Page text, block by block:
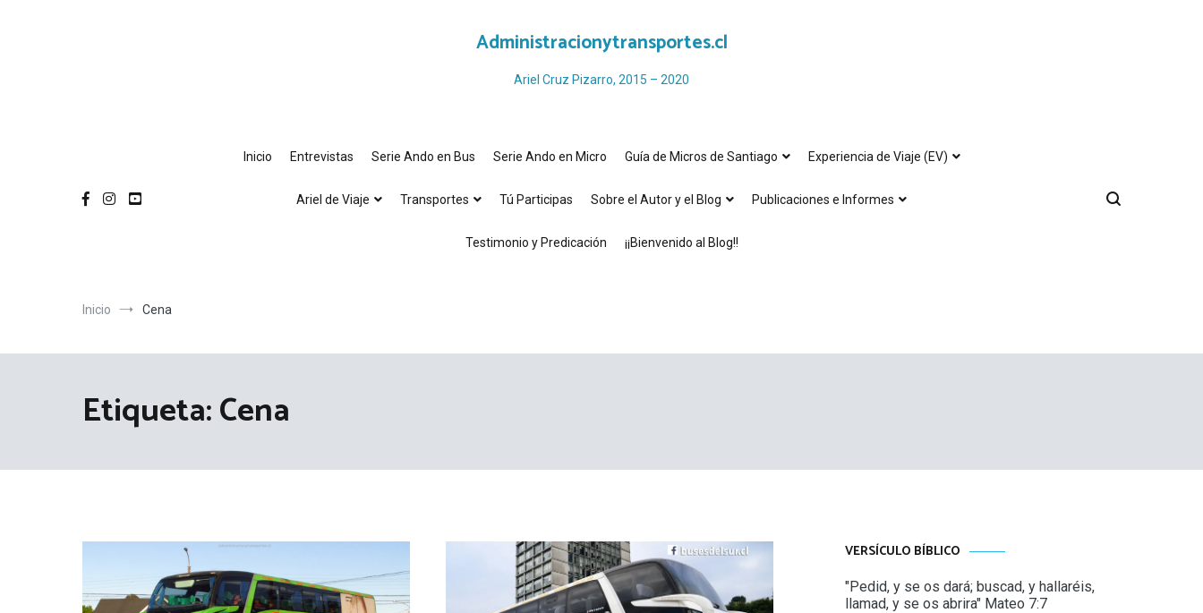
Administracionytransportes.cl
Ariel Cruz Pizarro, 2015 – 2020
Inicio Entrevistas Serie Ando en Bus Serie Ando en Micro Guía de Micros de Santiago Experiencia de Viaje (EV)
Ariel de Viaje Transportes Tú Participas Sobre el Autor y el Blog Publicaciones e Informes
Testimonio y Predicación ¡¡Bienvenido al Blog!!
Inicio Cena
Etiqueta:Cena
VERSÍCULO BÍBLICO
"Pedid, y se os dará; buscad, y hallaréis,
llamad, y se os abrira" Mateo 7:7